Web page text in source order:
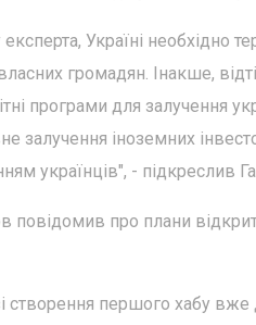
Україні необхідно
громадян. Інакше,
програми для залучення
залучення іноземних
українців", - підкреслив
повідомив про плани
створення першого хабу